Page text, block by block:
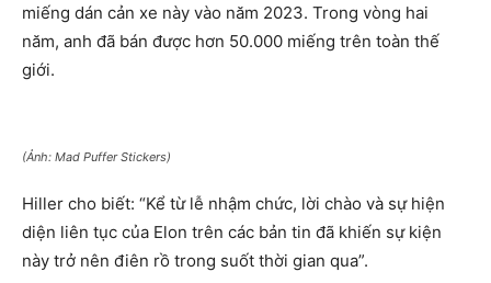
miếng dán cản xe này vào năm 2023. Trong vòng hai
năm, anh đã bán được hơn 50.000 miếng trên toàn thế
giới.
(Ảnh: Mad Puffer Stickers)
Hiller cho biết: “Kể từ lễ nhậm chức, lời chào và sự hiện
diện liên tục của Elon trên các bản tin đã khiến sự kiện
này trở nên điên rồ trong suốt thời gian qua”.